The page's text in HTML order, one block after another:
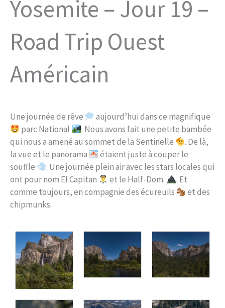
Yosemite – Jour 19 –
Road Trip Ouest
Américain
Une journée de rêve
aujourd’hui dans ce magnifique
parc National
. Nous avons fait une petite bambée
qui nous a amené au sommet de la Sentinelle
. De là,
la vue et le panorama
étaient juste à couper le
souffle
. Une journée plein air avec les stars locales qui
ont pour nom El Capitan
et le Half-Dom.
. Et
comme toujours, en compagnie des écureuils
et des
chipmunks.